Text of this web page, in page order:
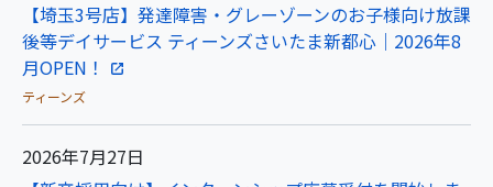
【埼玉3号店】発達障害・グレーゾーンのお子様向け放課
後等デイサービス ティーンズさいたま新都心｜2026年8
月OPEN！
ティーンズ
2026年7月27日